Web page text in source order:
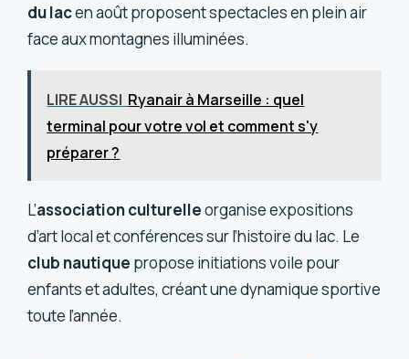
du lacen août proposent spectacles en plein air
face aux montagnes illuminées.
LIRE AUSSI Ryanair à Marseille : quel
terminal pour votre vol et comment s'y
préparer ?
L’association culturelleorganise expositions
d’art local et conférences sur l’histoire du lac. Le
club nautique propose initiations voile pour
enfants et adultes, créant une dynamique sportive
toute l’année.